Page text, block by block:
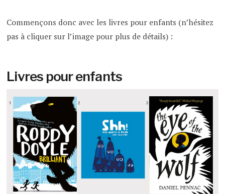
Commençons donc avec les livres pour enfants (n’hésitez
pas à cliquer sur l’image pour plus de détails) :
Livres pour enfants